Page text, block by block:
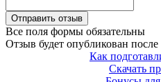
Все поля формы обязательны
Отзыв будет опубликован
Как
Скачать